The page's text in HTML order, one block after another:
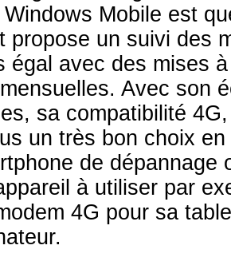
Mobile est
propose un suivi des
égal avec des mises
Avec son
sa compatibilité
un très bon choix
de dépannage
à utiliser par
4G pour sa